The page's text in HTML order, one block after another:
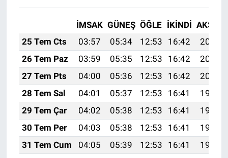
İMSAK GÜNEŞ ÖĞLE İKINDI AKŞAM
25 Tem Cts
03:57 05:34 12:53 16:42
20:02
26 Tem Paz
03:59 05:35 12:53 16:42
20:01
27 Tem Pts
04:00 05:36 12:53 16:42
20:00
28 Tem Sal
04:01 05:37 12:53 16:41
19:59
29 Tem Çar
04:02 05:38 12:53 16:41
19:59
30 Tem Per
04:03 05:38 12:53 16:41
19:58
31 Tem Cum
04:05 05:39 12:53 16:41
19:57